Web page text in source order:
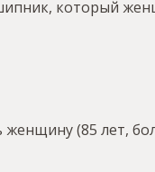
который
женщину (85 лет,